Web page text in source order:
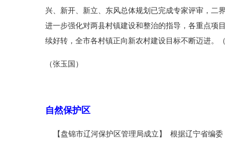
兴、新开、新立、东风总体规划已完成专家评审，二
进一步强化对两县村镇建设和整治的指导，各重点项
续好转，全市各村镇正向新农村建设目标不断迈进。
（张玉国）
自然保护区
【盘锦市辽河保护区管理局成立】 根据辽宁省编委